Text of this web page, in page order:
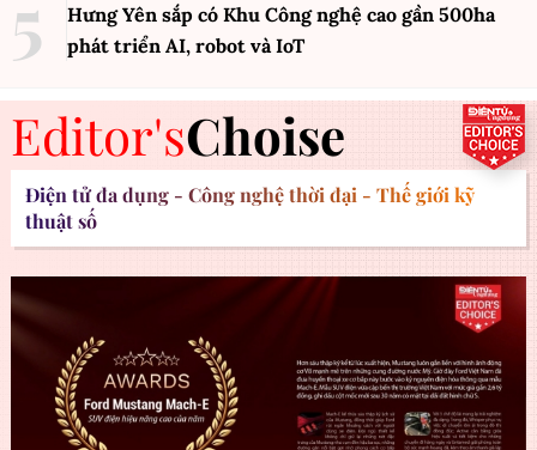
Hưng Yên sắp có Khu Công nghệ cao gần 500ha
phát triển AI, robot và IoT
Editor'sChoise
Điện tử đa dụng - Công nghệ thời đại - Thế giới kỹ
thuật số